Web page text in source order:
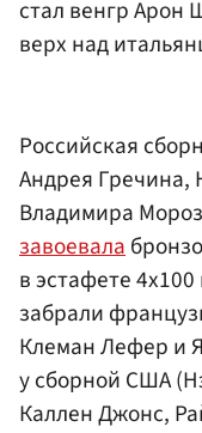
стал венгр
верх над
Российская
Андрея
Владимира
завоевала
в эстафете
забрали
Клеман Лефер и
у сборной США
Каллен Джонс,